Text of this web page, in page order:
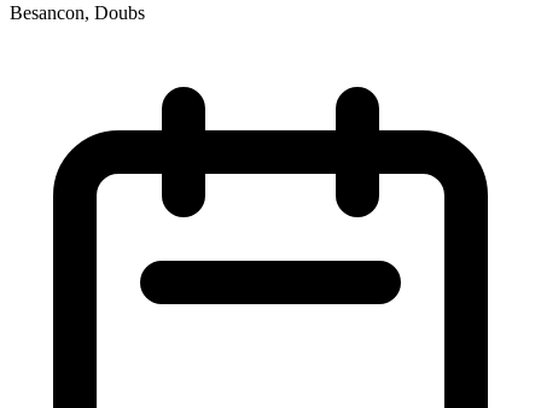
Besancon, Doubs